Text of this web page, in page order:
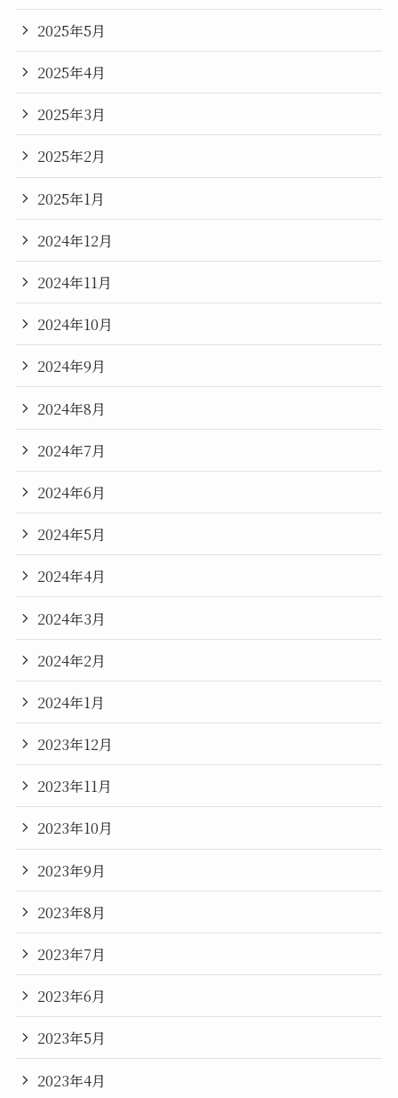
2025年5月
2025年4月
2025年3月
2025年2月
2025年1月
2024年12月
2024年11月
2024年10月
2024年9月
2024年8月
2024年7月
2024年6月
2024年5月
2024年4月
2024年3月
2024年2月
2024年1月
2023年12月
2023年11月
2023年10月
2023年9月
2023年8月
2023年7月
2023年6月
2023年5月
2023年4月